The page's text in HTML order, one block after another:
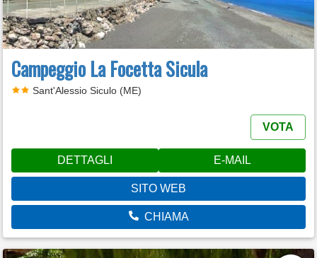
Campeggio La Focetta Sicula
Sant'Alessio Siculo (ME)
VOTA
DETTAGLI E-MAIL
SITO WEB
CHIAMA